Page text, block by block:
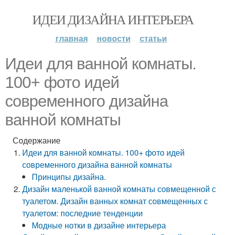
ИДЕИ ДИЗАЙНА ИНТЕРЬЕРА
главная новости статьи
Идеи для ванной комнаты.
100+ фото идей
современного дизайна
ванной комнаты
Содержание
Идеи для ванной комнаты. 100+ фото идей
современного дизайна ванной комнаты
Принципы дизайна.
Дизайн маленькой ванной комнаты совмещенной с
туалетом. Дизайн ванных комнат совмещенных с
туалетом: последние тенденции
Модные нотки в дизайне интерьера